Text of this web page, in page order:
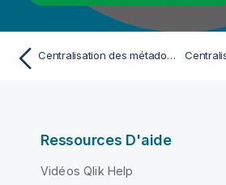
Centralisation des métadonnées Couchbase
Ressources D'aide
Vidéos Qlik Help